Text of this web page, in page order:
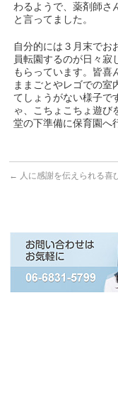
わるようで、薬剤師さ
と言ってました。
自分的には３月末でお
員転園するのが日々寂
もらっています。皆喜
ままごとやレゴでの室
てしょうがない様子で
ゃ、こちょこちょ遊び
堂の下準備に保育園へ
← 人に感謝を伝えられる喜